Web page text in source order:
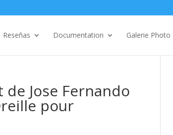
Reseñas Documentation Galerie Photo
de Jose Fernando
pour